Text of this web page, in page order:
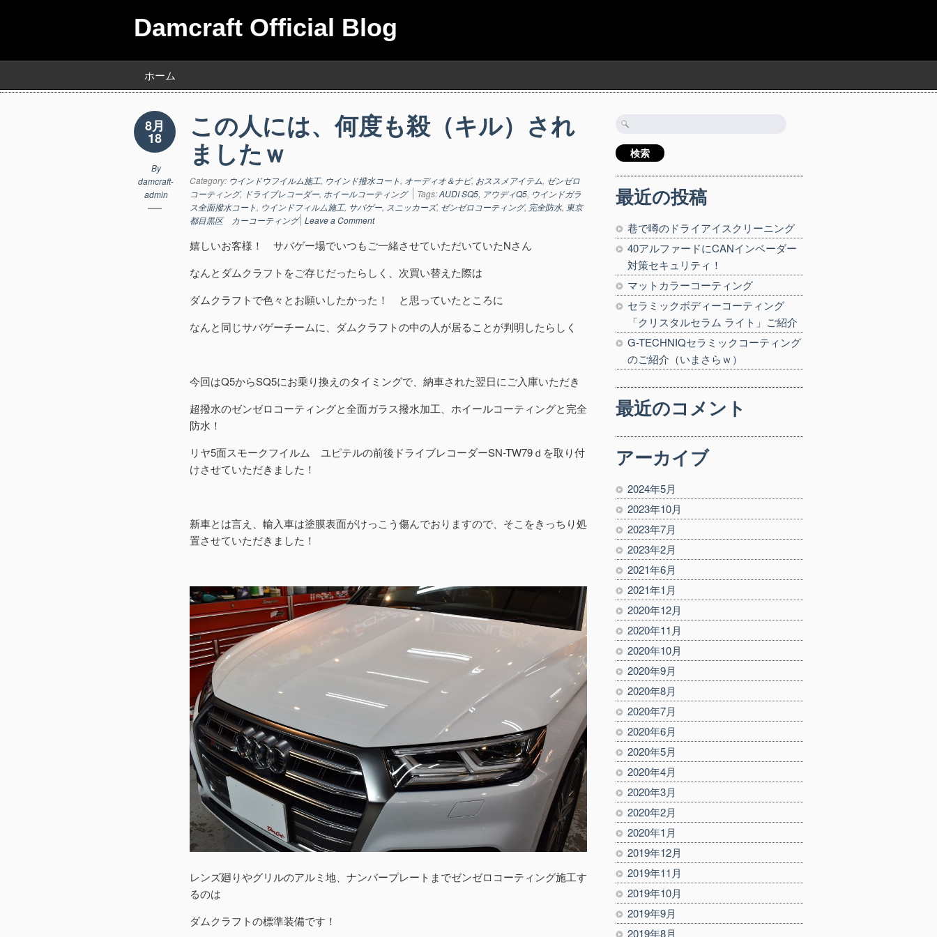
Damcraft Official Blog
ホーム
8月
18
By
damcraft-
admin
この人には、何度も殺（キル）され
ましたｗ
Category: ウインドウフイルム施工, ウインド撥水コート, オーディオ＆ナビ, おススメアイテム, ゼンゼロ
コーティング, ドライブレコーダー, ホイールコーティング Tags:AUDI SQ5, アウディQ5, ウインドガラ
ス全面撥水コート, ウインドフィルム施工, サバゲー, スニッカーズ, ゼンゼロコーティング, 完全防水, 東京
都目黒区 カーコーティング Leave a Comment
嬉しいお客様！ サバゲー場でいつもご一緒させていただいていたNさん
なんとダムクラフトをご存じだったらしく、次買い替えた際は
ダムクラフトで色々とお願いしたかった！ と思っていたところに
なんと同じサバゲーチームに、ダムクラフトの中の人が居ることが判明したらしく
今回はQ5からSQ5にお乗り換えのタイミングで、納車された翌日にご入庫いただき
超撥水のゼンゼロコーティングと全面ガラス撥水加工、ホイールコーティングと完全
防水！
リヤ5面スモークフイルム ユピテルの前後ドライブレコーダーSN-TW79ｄを取り付
けさせていただきました！
新車とは言え、輸入車は塗膜表面がけっこう傷んでおりますので、そこをきっちり処
置させていただきました！
レンズ廻りやグリルのアルミ地、ナンバープレートまでゼンゼロコーティング施工す
るのは
ダムクラフトの標準装備です！
検
最近の投稿
巷で噂のドライアイスクリーニング
40アルファードにCANインベーダー
対策セキュリティ！
マットカラーコーティング
セラミックボディーコーティング
「クリスタルセラム ライト」ご紹介
G-TECHNIQセラミックコーティング
のご紹介（いまさらｗ）
最近のコメント
アーカイブ
2024年5月
2023年10月
2023年7月
2023年2月
2021年6月
2021年1月
2020年12月
2020年11月
2020年10月
2020年9月
2020年8月
2020年7月
2020年6月
2020年5月
2020年4月
2020年3月
2020年2月
2020年1月
2019年12月
2019年11月
2019年10月
2019年9月
2019年8月